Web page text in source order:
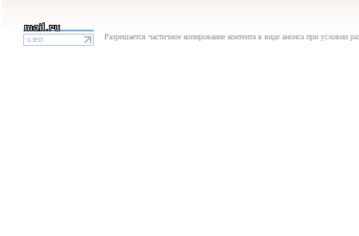
Разрешается частичное копирование контента в виде анонса при условии